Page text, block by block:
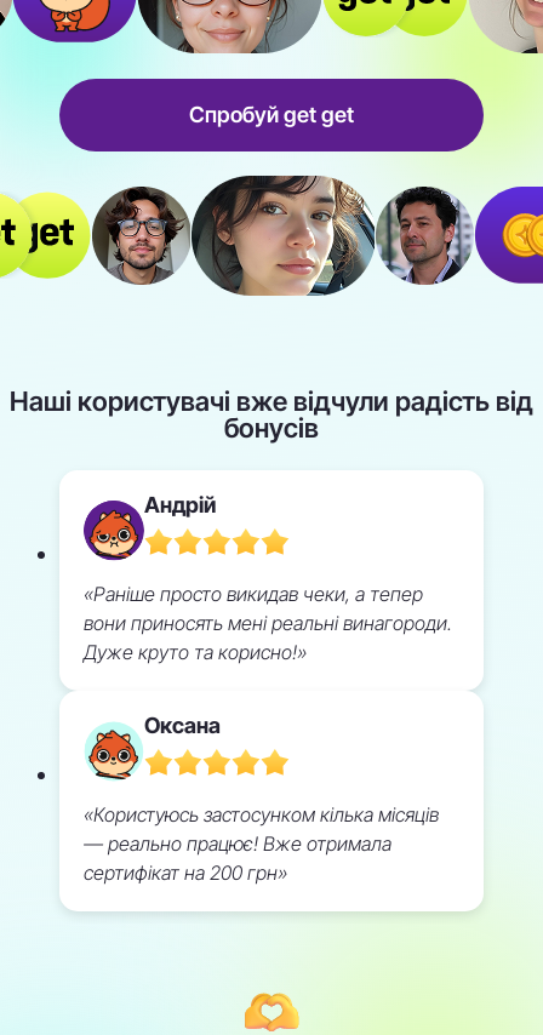
Спробуй get get
Наші користувачі вже відчули радість від
бонусів
Андрій
«Раніше просто викидав чеки, а тепер
вони приносять мені реальні винагороди.
Дуже круто та корисно!»
Оксана
«Користуюсь застосунком кілька місяців
— реально працює! Вже отримала
сертифікат на 200 грн»